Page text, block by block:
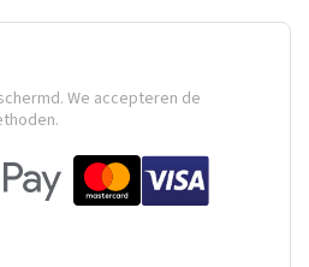
We accepteren de